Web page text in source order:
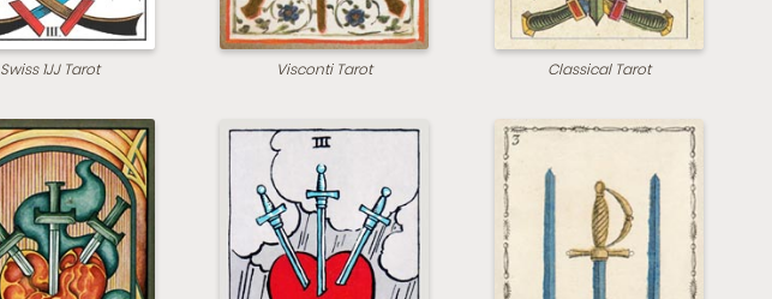
Swiss 1JJ Tarot Visconti Tarot Classical Tarot